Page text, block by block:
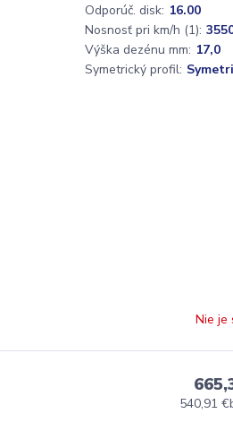
Odporúč. disk: 16.00
Nosnosť pri km/h (1):
Výška dezénu mm: 17,0
Symetrický profil:
Nie je
540,91 €